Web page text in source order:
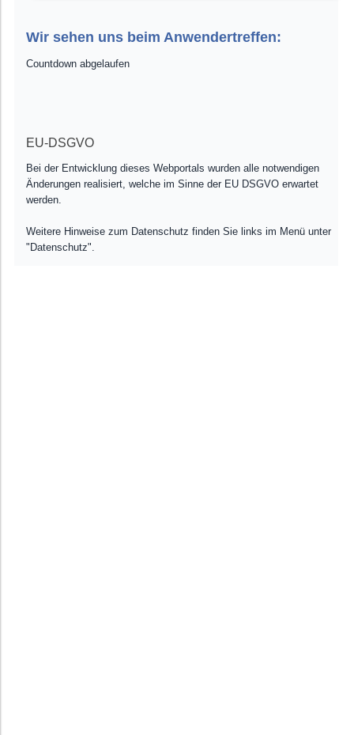
Wir sehen uns beim Anwendertreffen:
Countdown abgelaufen
EU-DSGVO
Bei der Entwicklung dieses Webportals wurden alle notwendigen
Änderungen realisiert, welche im Sinne der EU DSGVO erwartet
werden.
Weitere Hinweise zum Datenschutz finden Sie links im Menü unter
"Datenschutz".